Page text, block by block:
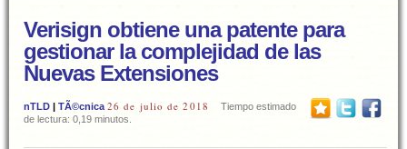
Verisign obtiene una patente para
gestionar la complejidad de las
Nuevas Extensiones
nTLD | TÃ©cnica 26 de julio de 2018
Tiempo estimado
de lectura: 0,19 minutos.